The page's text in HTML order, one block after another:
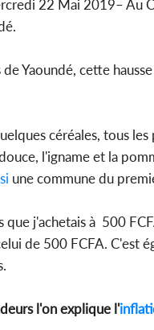
22 Mai 2019– Au
de Yaoundé, cette
céréales, tous les
l'igname et la
une commune du
que j'achetais à 500
de 500 FCFA. C'est
l'on explique l'